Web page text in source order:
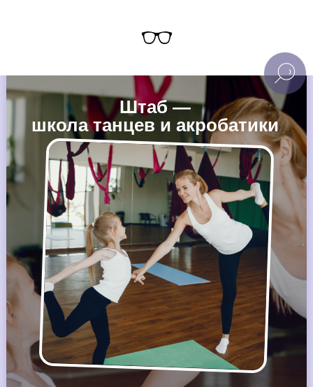
Штаб —
школа танцев и акробатики